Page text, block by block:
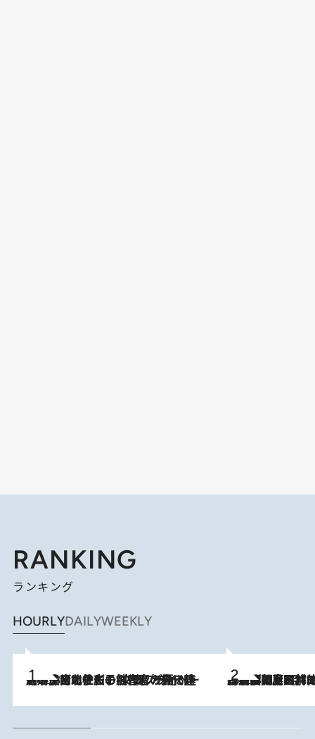
RANKING
ランキング
HOURLYDAILYWEEKLY
2026.8.3
《「文士の子ども被害者の会」発足！》阿川佐和子（72）が語る遠藤周作に北杜夫、劇作家・矢代静一の子どもたちの“文豪プライベート事件簿” 2026.8.8
「最後に見られてよかった」上野動物園の東園パンダ舎が解体前に特別公開。8月16日まで延長されたパネル展と共に辿る“半世紀”のパンダ飼育《解体工事の図面あり》